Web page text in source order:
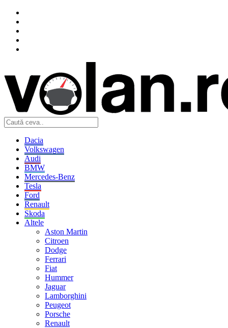
Dacia
Volkswagen
Audi
BMW
Mercedes-Benz
Tesla
Ford
Renault
Skoda
Altele
Aston Martin
Citroen
Dodge
Ferrari
Fiat
Hummer
Jaguar
Lamborghini
Peugeot
Porsche
Renault